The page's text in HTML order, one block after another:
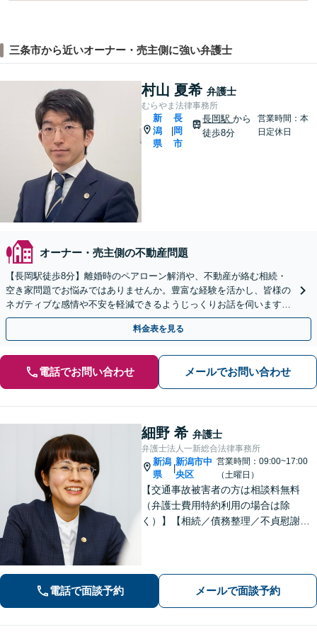
三条市から近いオーナー・売主側に強い弁護士
村山 夏希 弁護士
むらやま法律事務所
新
潟
県
長
岡
市
長岡駅から
徒歩8分
営業時間：本
日定休日
オーナー・売主側の不動産問題
【長岡駅徒歩8分】離婚時のペアローン解消や、不動産が絡む相続・
空き家問題でお悩みではありませんか。豊富な経験を活かし、皆様の
ネガティブな感情や不安を軽減できるようじっくりお話を伺います。
あなた一人が我慢する必要はありません。【web面談可】
料金表を見る
電話でお問い合わせ メールでお問い合わせ
細野 希 弁護士
弁護士法人一新総合法律事務所
新潟
県
新潟市中
央区
営業時間：09:00~17:00
（土曜日）
【交通事故被害者の方は相談料無料
（弁護士費用特約利用の場合は除
く）】【相続／債務整理／不貞慰謝料
き、気持ちに寄り添いながら法的サポ
ートをいたします。
電話で面談予約 メールで面談予約